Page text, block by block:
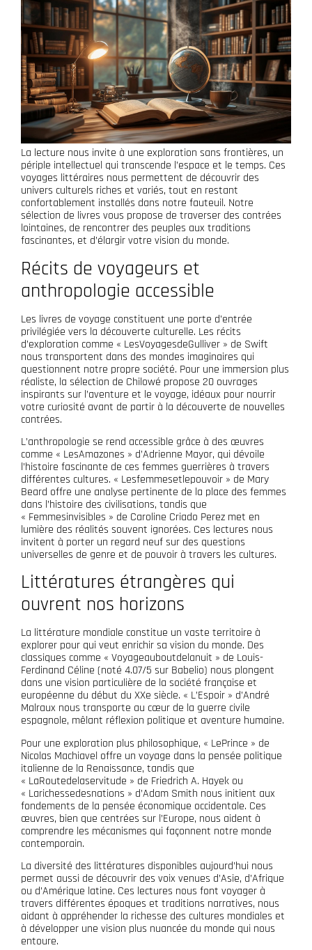
La lecture nous invite à une exploration sans frontières, un
périple intellectuel qui transcende l’espace et le temps. Ces
voyages littéraires nous permettent de découvrir des
univers culturels riches et variés, tout en restant
confortablement installés dans notre fauteuil. Notre
sélection de livres vous propose de traverser des contrées
lointaines, de rencontrer des peuples aux traditions
fascinantes, et d’élargir votre vision du monde.
Récits de voyageurs et
anthropologie accessible
Les livres de voyage constituent une porte d’entrée
privilégiée vers la découverte culturelle. Les récits
d’exploration comme « LesVoyagesdeGulliver » de Swift
nous transportent dans des mondes imaginaires qui
questionnent notre propre société. Pour une immersion plus
réaliste, la sélection de Chilowé propose 20 ouvrages
inspirants sur l’aventure et le voyage, idéaux pour nourrir
votre curiosité avant de partir à la découverte de nouvelles
contrées.
L’anthropologie se rend accessible grâce à des œuvres
comme « LesAmazones » d’Adrienne Mayor, qui dévoile
l’histoire fascinante de ces femmes guerrières à travers
différentes cultures. « Lesfemmesetlepouvoir » de Mary
Beard offre une analyse pertinente de la place des femmes
dans l’histoire des civilisations, tandis que
« Femmesinvisibles » de Caroline Criado Perez met en
lumière des réalités souvent ignorées. Ces lectures nous
invitent à porter un regard neuf sur des questions
universelles de genre et de pouvoir à travers les cultures.
Littératures étrangères qui
ouvrent nos horizons
La littérature mondiale constitue un vaste territoire à
explorer pour qui veut enrichir sa vision du monde. Des
classiques comme « Voyageauboutdelanuit » de Louis-
Ferdinand Céline (noté 4.07/5 sur Babelio) nous plongent
dans une vision particulière de la société française et
européenne du début du XXe siècle. « L’Espoir » d’André
Malraux nous transporte au cœur de la guerre civile
espagnole, mêlant réflexion politique et aventure humaine.
Pour une exploration plus philosophique, « LePrince » de
Nicolas Machiavel offre un voyage dans la pensée politique
italienne de la Renaissance, tandis que
« LaRoutedelaservitude » de Friedrich A. Hayek ou
« Larichessedesnations » d’Adam Smith nous initient aux
fondements de la pensée économique occidentale. Ces
œuvres, bien que centrées sur l’Europe, nous aident à
comprendre les mécanismes qui façonnent notre monde
contemporain.
La diversité des littératures disponibles aujourd’hui nous
permet aussi de découvrir des voix venues d’Asie, d’Afrique
ou d’Amérique latine. Ces lectures nous font voyager à
travers différentes époques et traditions narratives, nous
aidant à appréhender la richesse des cultures mondiales et
à développer une vision plus nuancée du monde qui nous
entoure.